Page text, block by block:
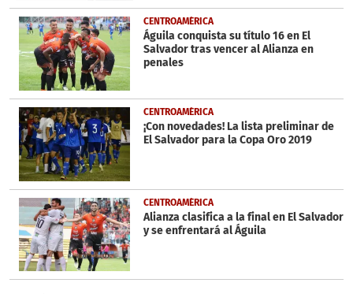
CENTROAMÉRICA
Águila conquista su título 16 en El
Salvador tras vencer al Alianza en
penales
CENTROAMÉRICA
¡Con novedades! La lista preliminar de
El Salvador para la Copa Oro 2019
CENTROAMÉRICA
Alianza clasifica a la final en El Salvador
y se enfrentará al Águila